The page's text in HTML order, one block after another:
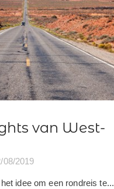
van West-
08/2019
idee om een rondreis te...